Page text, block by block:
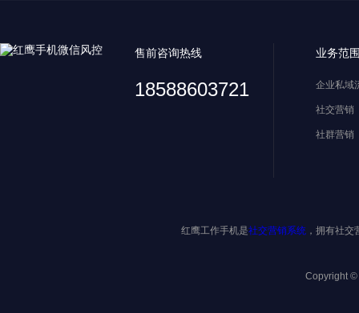
售前咨询热线
18588603721
业务范
企业私域
社交营销
社群营销
红鹰工作手机是社交营销系统 ，拥有社
Copyright ©